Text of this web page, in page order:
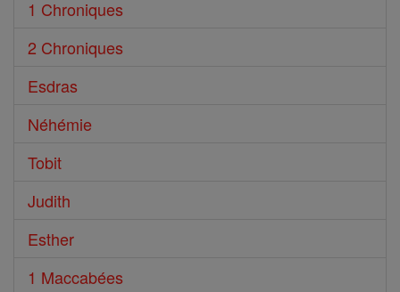
1 Chroniques
2 Chroniques
Esdras
Néhémie
Tobit
Judith
Esther
1 Maccabées